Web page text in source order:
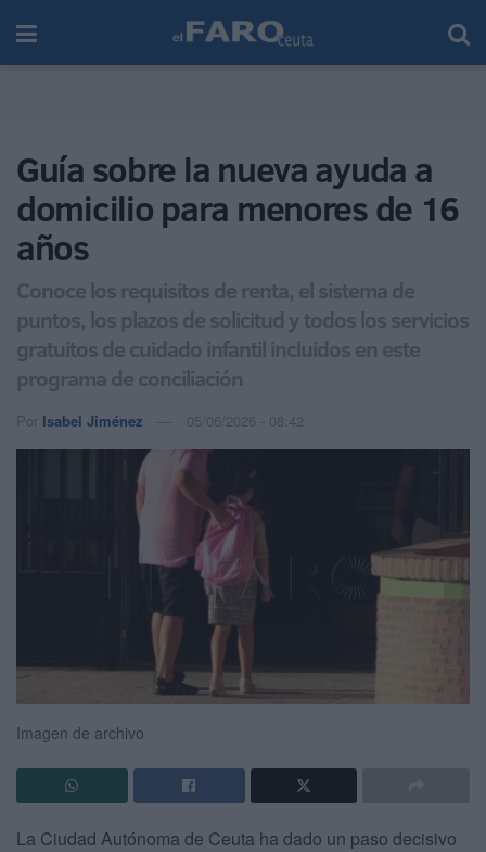
Guía sobre la nueva ayuda a
domicilio para menores de 16
años
Conoce los requisitos de renta, el sistema de
puntos, los plazos de solicitud y todos los servicios
gratuitos de cuidado infantil incluidos en este
programa de conciliación
Por Isabel Jiménez 05/06/2026 - 08:42
Imagen de archivo
La Ciudad Autónoma de Ceuta ha dado un paso decisivo